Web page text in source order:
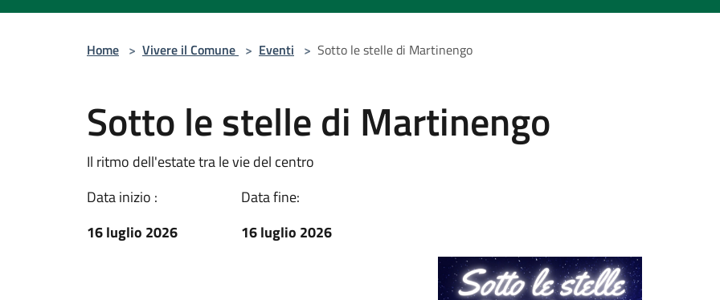
Home > Vivere il Comune > Eventi > Sotto le stelle di Martinengo
Sotto le stelle di Martinengo
Il ritmo dell'estate tra le vie del centro
Data inizio :
16 luglio 2026
Data fine:
16 luglio 2026